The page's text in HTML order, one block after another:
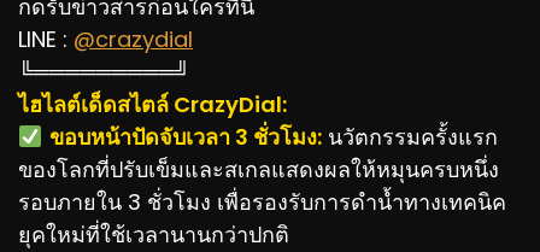
กดรับข่าวสารก่อนใครที่นี่
LINE : @crazydial
╚═════════╝
ไฮไลต์เด็ดสไตล์ CrazyDial:
ขอบหน้าปัดจับเวลา 3 ชั่วโมง:นวัตกรรมครั้งแรก
ของโลกที่ปรับเข็มและสเกลแสดงผลให้หมุนครบหนึ่ง
รอบภายใน 3 ชั่วโมง เพื่อรองรับการดำน้ำทางเทคนิค
ยุคใหม่ที่ใช้เวลานานกว่าปกติ